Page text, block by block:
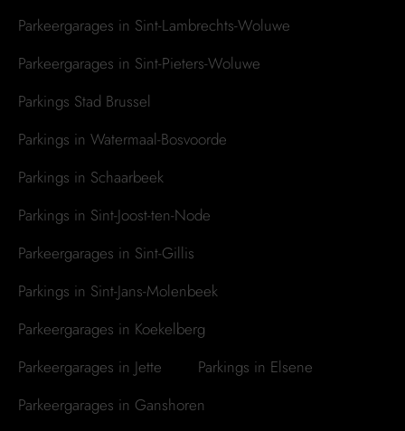
Parkeergarages in Sint-Lambrechts-Woluwe
Parkeergarages in Sint-Pieters-Woluwe
Parkings Stad Brussel
Parkings in Watermaal-Bosvoorde
Parkings in Schaarbeek
Parkings in Sint-Joost-ten-Node
Parkeergarages in Sint-Gillis
Parkings in Sint-Jans-Molenbeek
Parkeergarages in Koekelberg
Parkeergarages in Jette
Parkings in Elsene
Parkeergarages in Ganshoren